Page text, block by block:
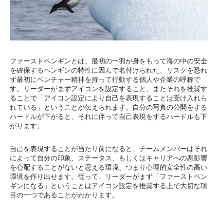
ファーストペンギンとは、最初の一羽が身をもって海の中の安全
を確保するペンギンの特性に因んで名付けられた、リスクを恐れ
ず最初にベンチャー精神を持って行動する個人や企業の呼称で
す。リーダーがまずアイコンを設定すること、またそれを推奨す
ることで「アイコン設定により自己を表現することは受け入れら
れている」ということが伝えられます。自分の写真の公開をする
ハードルが下がると、それに伴って自己表現をするハードルも下
がります。
自己を表現することが当たり前になると、チームメンバーはそれ
によって自分の印象、ステータス、もしくはキャリアへの悪影響
を心配することがないと思える環境、つまり心理的安全性の高い
環境を作り出せます。従って、リーダーがまず「ファーストペン
ギンになる」ということはアイコン設定を推奨する上で大切な項
目の一つであることがわかります。